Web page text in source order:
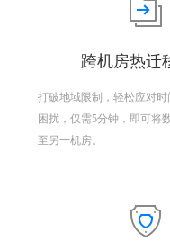
跨机房热迁
打破地域限制，轻松应对
困扰，仅需5分钟，即可将
至另一机房。